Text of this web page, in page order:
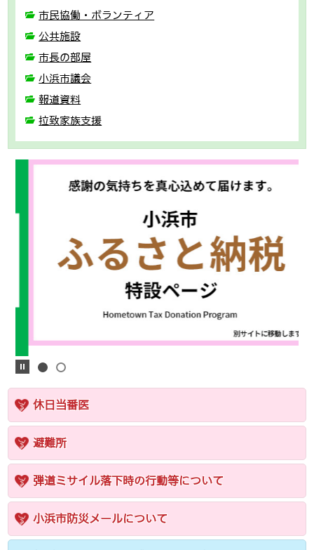
市民協働・ボランティア
公共施設
市長の部屋
小浜市議会
報道資料
拉致家族支援
休日当番医
避難所
弾道ミサイル落下時の行動等について
小浜市防災メールについて